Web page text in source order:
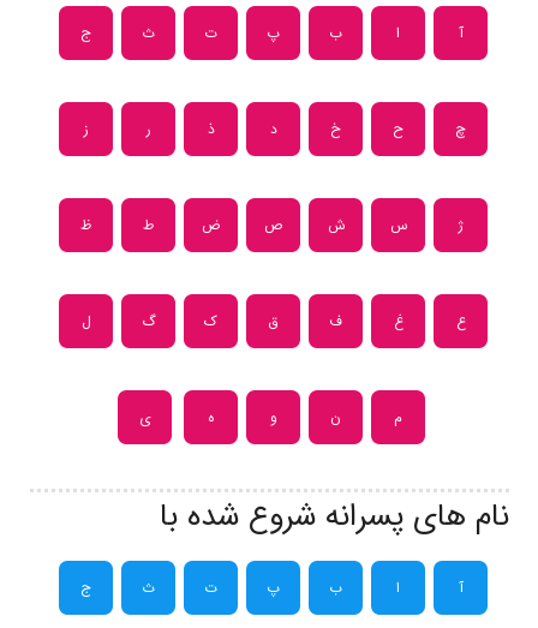
آ ا ب پ ت ث ج
چ ح خ د ذ ر ز
ژ س ش ص ض ط ظ
ع غ ف ق ک گ ل
م ن و ه ی
نام های پسرانه شروع شده با
آ ا ب پ ت ث ج